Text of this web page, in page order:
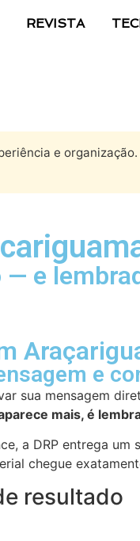
REVISTA
e
— e
e
sua mensagem
mais, é
a DRP entrega
chegue
resultado